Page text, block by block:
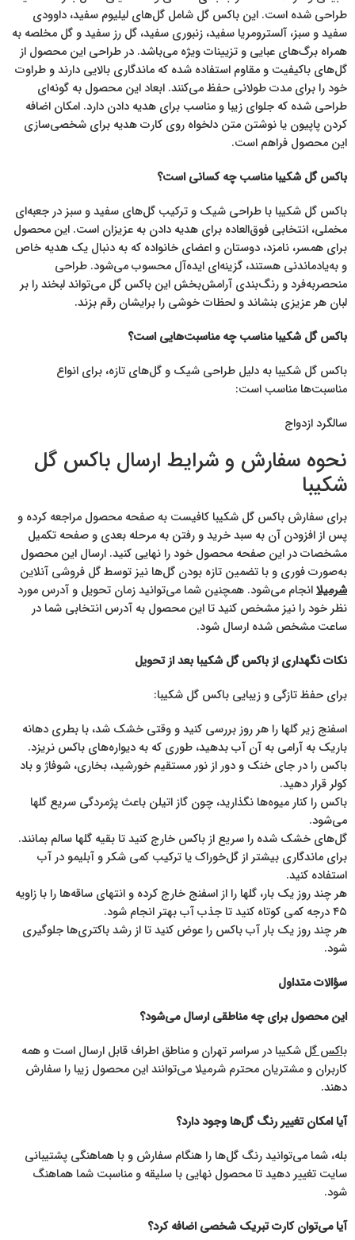
طراحی شده است. این باکس گل شامل گل‌های لیلیوم سفید، داوودی
سفید و سبز، آلسترومریا سفید، زنبوری سفید، گل رز سفید و گل مخلصه به
همراه برگ‌های عبایی و تزیینات ویژه می‌باشد. در طراحی این محصول از
گل‌های باکیفیت و مقاوم استفاده شده که ماندگاری بالایی دارند و طراوت
خود را برای مدت طولانی حفظ می‌کنند. ابعاد این محصول به گونه‌ای
طراحی شده که جلو‌ای زیبا و مناسب برای هدیه دادن دارد. امکان اضافه
کردن پاپیون یا نوشتن متن دلخواه روی کارت هدیه برای شخصی‌سازی
این محصول فراهم است.
باکس گل شکیبا مناسب چه کسانی است؟
باکس گل شکیبا با طراحی شیک و ترکیب گل‌های سفید و سبز در جعبه‌ای
مخملی، انتخابی فوق‌العاده برای هدیه دادن به عزیزان است. این محصول
برای همسر، نامزد، دوستان و اعضای خانواده که به دنبال یک هدیه خاص
و به‌یادماندنی هستند، گزینه‌ای ایده‌آل محسوب می‌شود. طراحی
منحصربه‌فرد و رنگ‌بندی آرامش‌بخش این باکس گل می‌تواند لبخند را بر
لبان هر عزیزی بنشاند و لحظات خوشی را برایشان رقم بزند.
باکس گل شکیبا مناسب چه مناسبت‌هایی است؟
باکس گل شکیبا به دلیل طراحی شیک و گل‌های تازه، برای انواع
مناسبت‌ها مناسب است:
سالگرد ازدواج
نحوه سفارش و شرایط ارسال باکس گل
شکیبا
برای سفارش باکس گل شکیبا کافیست به صفحه محصول مراجعه کرده و
پس از افزودن آن به سبد خرید و رفتن به مرحله بعدی و صفحه تکمیل
مشخصات در این صفحه محصول خود را نهایی کنید. ارسال این محصول
به‌صورت فوری و با تضمین تازه بودن گل‌ها نیز توسط گل فروشی آنلاین
شرمیلاانجام می‌شود. همچنین شما می‌توانید زمان تحویل و آدرس مورد
نظر خود را نیز مشخص کنید تا این محصول به آدرس انتخابی شما در
ساعت مشخص شده ارسال شود.
نکات نگهداری از باکس گل شکیبا بعد از تحویل
برای حفظ تازگی و زیبایی باکس گل شکیبا:
اسفنج زیر گلها را هر روز بررسی کنید و وقتی خشک شد، با بطری دهانه
باریک به آرامی به آن آب بدهید، طوری که به دیواره‌های باکس نریزد.
باکس را در جای خنک و دور از نور مستقیم خورشید، بخاری، شوفاژ و باد
کولر قرار دهید.
باکس را کنار میوه‌ها نگذارید، چون گاز اتیلن باعث پژمردگی سریع گلها
می‌شود.
گل‌های خشک شده را سریع از باکس خارج کنید تا بقیه گلها سالم بمانند.
برای ماندگاری بیشتر از گل‌خوراک یا ترکیب کمی شکر و آبلیمو در آب
استفاده کنید.
هر چند روز یک بار، گلها را از اسفنج خارج کرده و انتهای ساقه‌ها را با زاویه
۴۵ درجه کمی کوتاه کنید تا جذب آب بهتر انجام شود.
هر چند روز یک بار آب باکس را عوض کنید تا از رشد باکتری‌ها جلوگیری
شود.
سؤالات متداول
این محصول برای چه مناطقی ارسال می‌شود؟
باکس گل شکیبا در سراسر تهران و مناطق اطراف قابل ارسال است و همه
کاربران و مشتریان محترم شرمیلا می‌توانند این محصول زیبا را سفارش
دهند.
آیا امکان تغییر رنگ گل‌ها وجود دارد؟
بله، شما می‌توانید رنگ گل‌ها را هنگام سفارش و با هماهنگی پشتیبانی
سایت تغییر دهید تا محصول نهایی با سلیقه و مناسبت شما هماهنگ
شود.
آیا می‌توان کارت تبریک شخصی اضافه کرد؟